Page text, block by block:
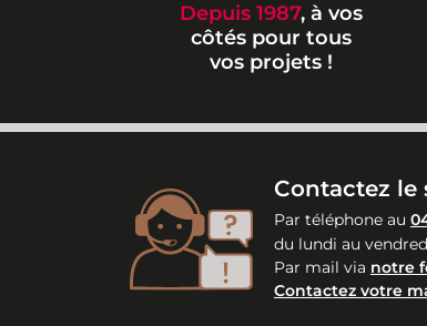
Depuis 1987, à vos
côtés pour tous
vos projets !
Contactez le
Par téléphone au
du lundi au
Par mail via notre
Contactez votre